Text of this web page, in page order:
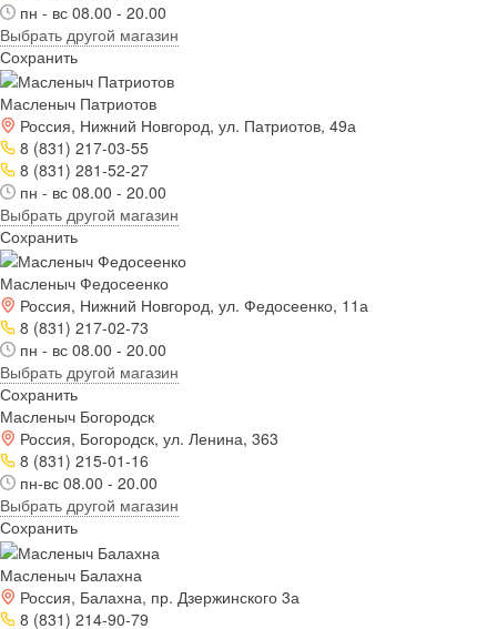
пн - вс 08.00 - 20.00
Выбрать другой магазин
Сохранить
Масленыч Патриотов
Россия, Нижний Новгород, ул. Патриотов, 49а
8 (831) 217-03-55
8 (831) 281-52-27
пн - вс 08.00 - 20.00
Выбрать другой магазин
Сохранить
Масленыч Федосеенко
Россия, Нижний Новгород, ул. Федосеенко, 11а
8 (831) 217-02-73
пн - вс 08.00 - 20.00
Выбрать другой магазин
Сохранить
Масленыч Богородск
Россия, Богородск, ул. Ленина, 363
8 (831) 215-01-16
пн-вс 08.00 - 20.00
Выбрать другой магазин
Сохранить
Масленыч Балахна
Россия, Балахна, пр. Дзержинского 3а
8 (831) 214-90-79